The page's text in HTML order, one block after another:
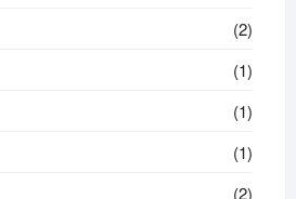
(2)
(1)
(1)
(1)
(2)